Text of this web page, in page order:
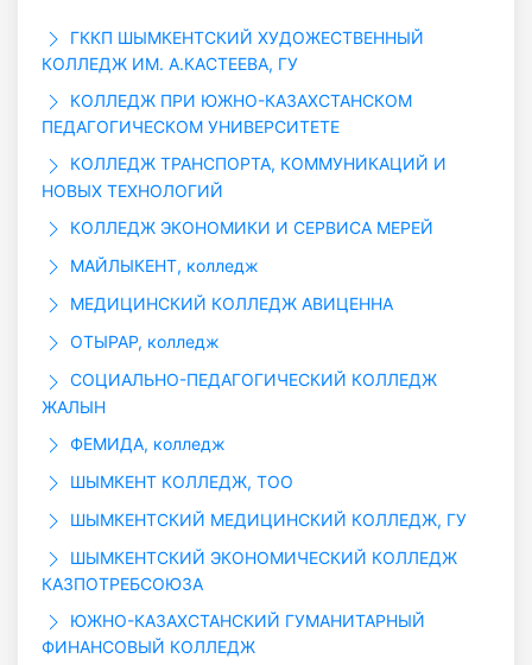
ГККП ШЫМКЕНТСКИЙ ХУДОЖЕСТВЕННЫЙ
КОЛЛЕДЖ ИМ. А.КАСТЕЕВА, ГУ
КОЛЛЕДЖ ПРИ ЮЖНО-КАЗАХСТАНСКОМ
ПЕДАГОГИЧЕСКОМ УНИВЕРСИТЕТЕ
КОЛЛЕДЖ ТРАНСПОРТА, КОММУНИКАЦИЙ И
НОВЫХ ТЕХНОЛОГИЙ
КОЛЛЕДЖ ЭКОНОМИКИ И СЕРВИСА МЕРЕЙ
МАЙЛЫКЕНТ, колледж
МЕДИЦИНСКИЙ КОЛЛЕДЖ АВИЦЕННА
ОТЫРАР, колледж
СОЦИАЛЬНО-ПЕДАГОГИЧЕСКИЙ КОЛЛЕДЖ
ЖАЛЫН
ФЕМИДА, колледж
ШЫМКЕНТ КОЛЛЕДЖ, ТОО
ШЫМКЕНТСКИЙ МЕДИЦИНСКИЙ КОЛЛЕДЖ, ГУ
ШЫМКЕНТСКИЙ ЭКОНОМИЧЕСКИЙ КОЛЛЕДЖ
КАЗПОТРЕБСОЮЗА
ЮЖНО-КАЗАХСТАНСКИЙ ГУМАНИТАРНЫЙ
ФИНАНСОВЫЙ КОЛЛЕДЖ